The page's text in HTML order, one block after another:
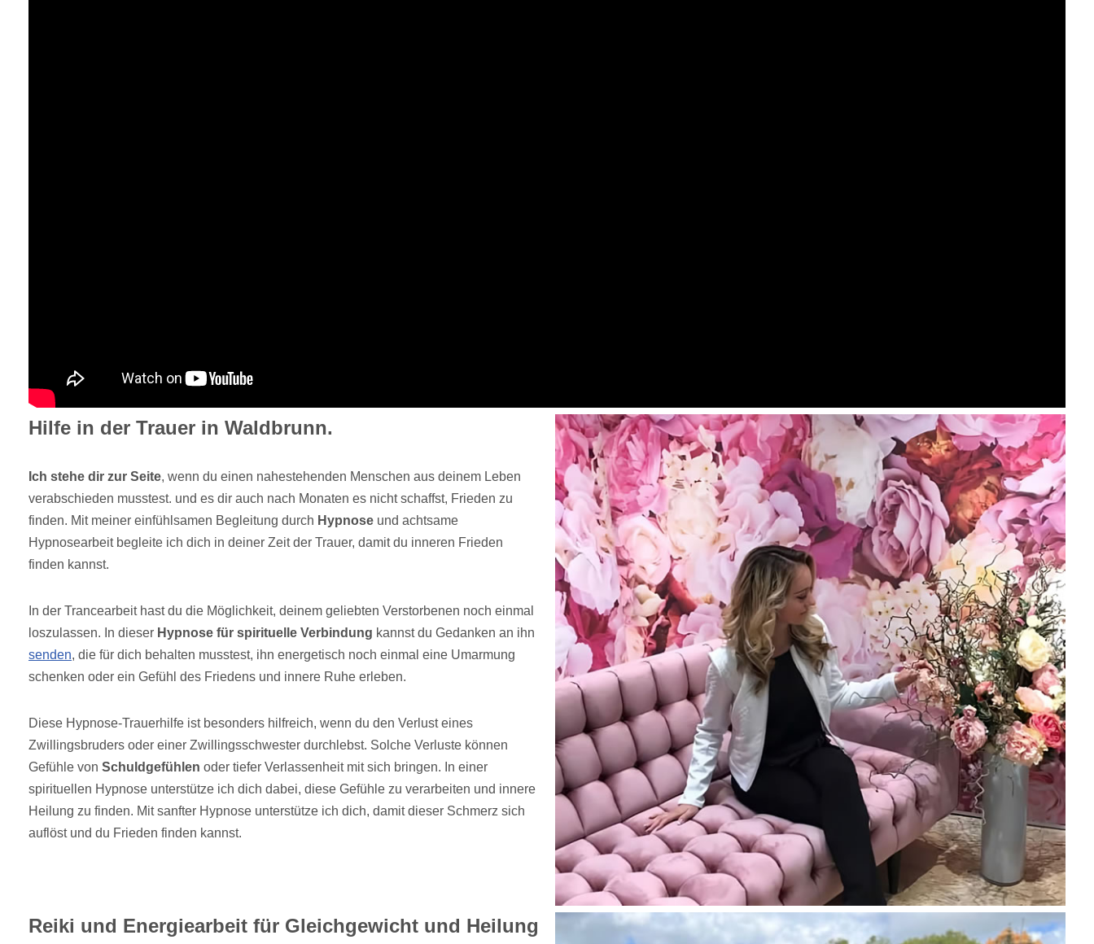
Hilfe in der Trauer in Waldbrunn.
Ich stehe dir zur Seite, wenn du einen nahestehenden Menschen aus deinem Leben
verabschieden musstest. und es dir auch nach Monaten es nicht schaffst, Frieden zu
finden. Mit meiner einfühlsamen Begleitung durch Hypnose und achtsame
Hypnosearbeit begleite ich dich in deiner Zeit der Trauer, damit du inneren Frieden
finden kannst.
In der Trancearbeit hast du die Möglichkeit, deinem geliebten Verstorbenen noch einmal
loszulassen. In dieser Hypnose für spirituelle Verbindung kannst du Gedanken an ihn
senden, die für dich behalten musstest, ihn energetisch noch einmal eine Umarmung
schenken oder ein Gefühl des Friedens und innere Ruhe erleben.
Diese Hypnose-Trauerhilfe ist besonders hilfreich, wenn du den Verlust eines
Zwillingsbruders oder einer Zwillingsschwester durchlebst. Solche Verluste können
Gefühle von Schuldgefühlen oder tiefer Verlassenheit mit sich bringen. In einer
spirituellen Hypnose unterstütze ich dich dabei, diese Gefühle zu verarbeiten und innere
Heilung zu finden. Mit sanfter Hypnose unterstütze ich dich, damit dieser Schmerz sich
auflöst und du Frieden finden kannst.
Reiki und Energiearbeit für Gleichgewicht und Heilung